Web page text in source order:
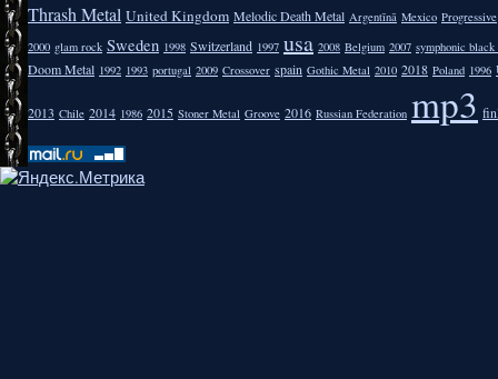
Thrash Metal United Kingdom Melodic Death Metal Argentīnā Mexico Progressive
2000 glam rock Sweden 1998 Switzerland 1997 usa 2008 Belgium 2007 symphonic
Doom Metal 1992 1993 portugal 2009 Crossover spain Gothic Metal 2010 2018 Poland 1996
2013 Chile 2014 1986 2015 Stoner Metal Groove 2016 Russian Federation mp3